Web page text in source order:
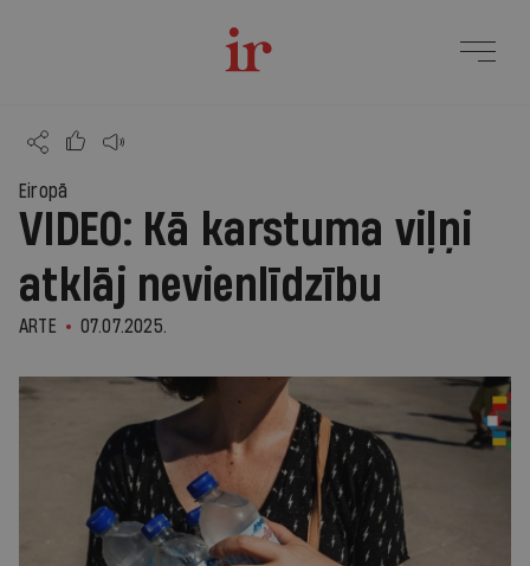
Eiropā
VIDEO: Kā karstuma viļņi
atklāj nevienlīdzību
ARTE 07.07.2025.